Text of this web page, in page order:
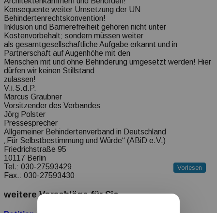
Konsequente weiter Umsetzung der UN
Behindertenrechtskonvention!
Inklusion und Barrierefreiheit gehören nicht unter
Kostenvorbehalt; sondern müssen weiter
als gesamtgesellschaftliche Aufgabe erkannt und in
Partnerschaft auf Augenhöhe mit den
Menschen mit und ohne Behinderung umgesetzt werden! Hier
dürfen wir keinen Stillstand
zulassen!
V.i.S.d.P.
Marcus Graubner
Vorsitzender des Verbandes
Jörg Polster
Pressesprecher
Allgemeiner Behindertenverband in Deutschland
„Für Selbstbestimmung und Würde“ (ABiD e.V.)
Friedrichstraße 95
10117 Berlin
Tel.: 030-27593429
Fax.: 030-27593430
Vorlesen
weitere Vorschläge für Sie